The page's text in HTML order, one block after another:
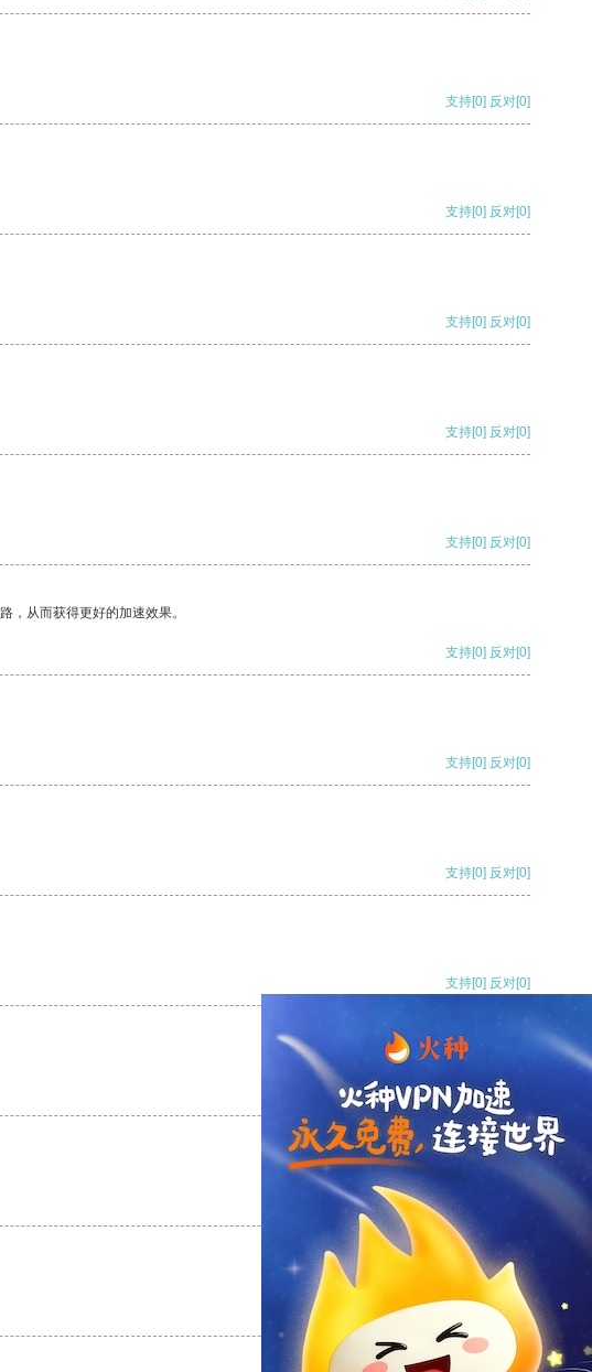
支持[0] 反对[0]
支持[0] 反对[0]
支持[0] 反对[0]
支持[0] 反对[0]
支持[0] 反对[0]
，从而获得更好的加速效果。
支持[0] 反对[0]
支持[0] 反对[0]
支持[0] 反对[0]
支持[0] 反对[0]
支持[0] 反对
支持
反对 [0]